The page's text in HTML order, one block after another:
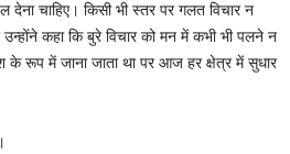
देना चाहिए। किसी भी स्तर पर गलत विचार न
कहा कि बुरे विचार को मन में कभी भी पलने न
के रूप में जाना जाता था पर आज हर क्षेत्र में सुधार